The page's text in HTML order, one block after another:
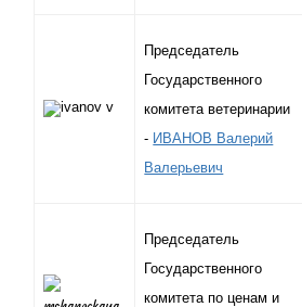
Председатель
Государственного
комитета ветеринарии
- ИВАНОВ Валерий
Валерьевич
Председатель
Государственного
комитета по ценам и